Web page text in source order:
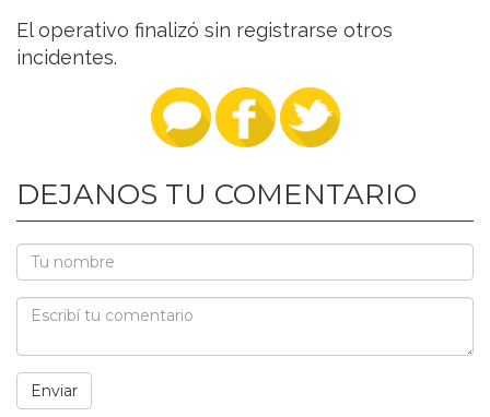
El operativo finalizó sin registrarse otros
incidentes.
DEJANOS TU COMENTARIO